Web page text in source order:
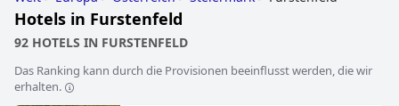
Hotels in Furstenfeld
92 HOTELS IN FURSTENFELD
Das Ranking kann durch die Provisionen beeinflusst werden, die wir
erhalten.